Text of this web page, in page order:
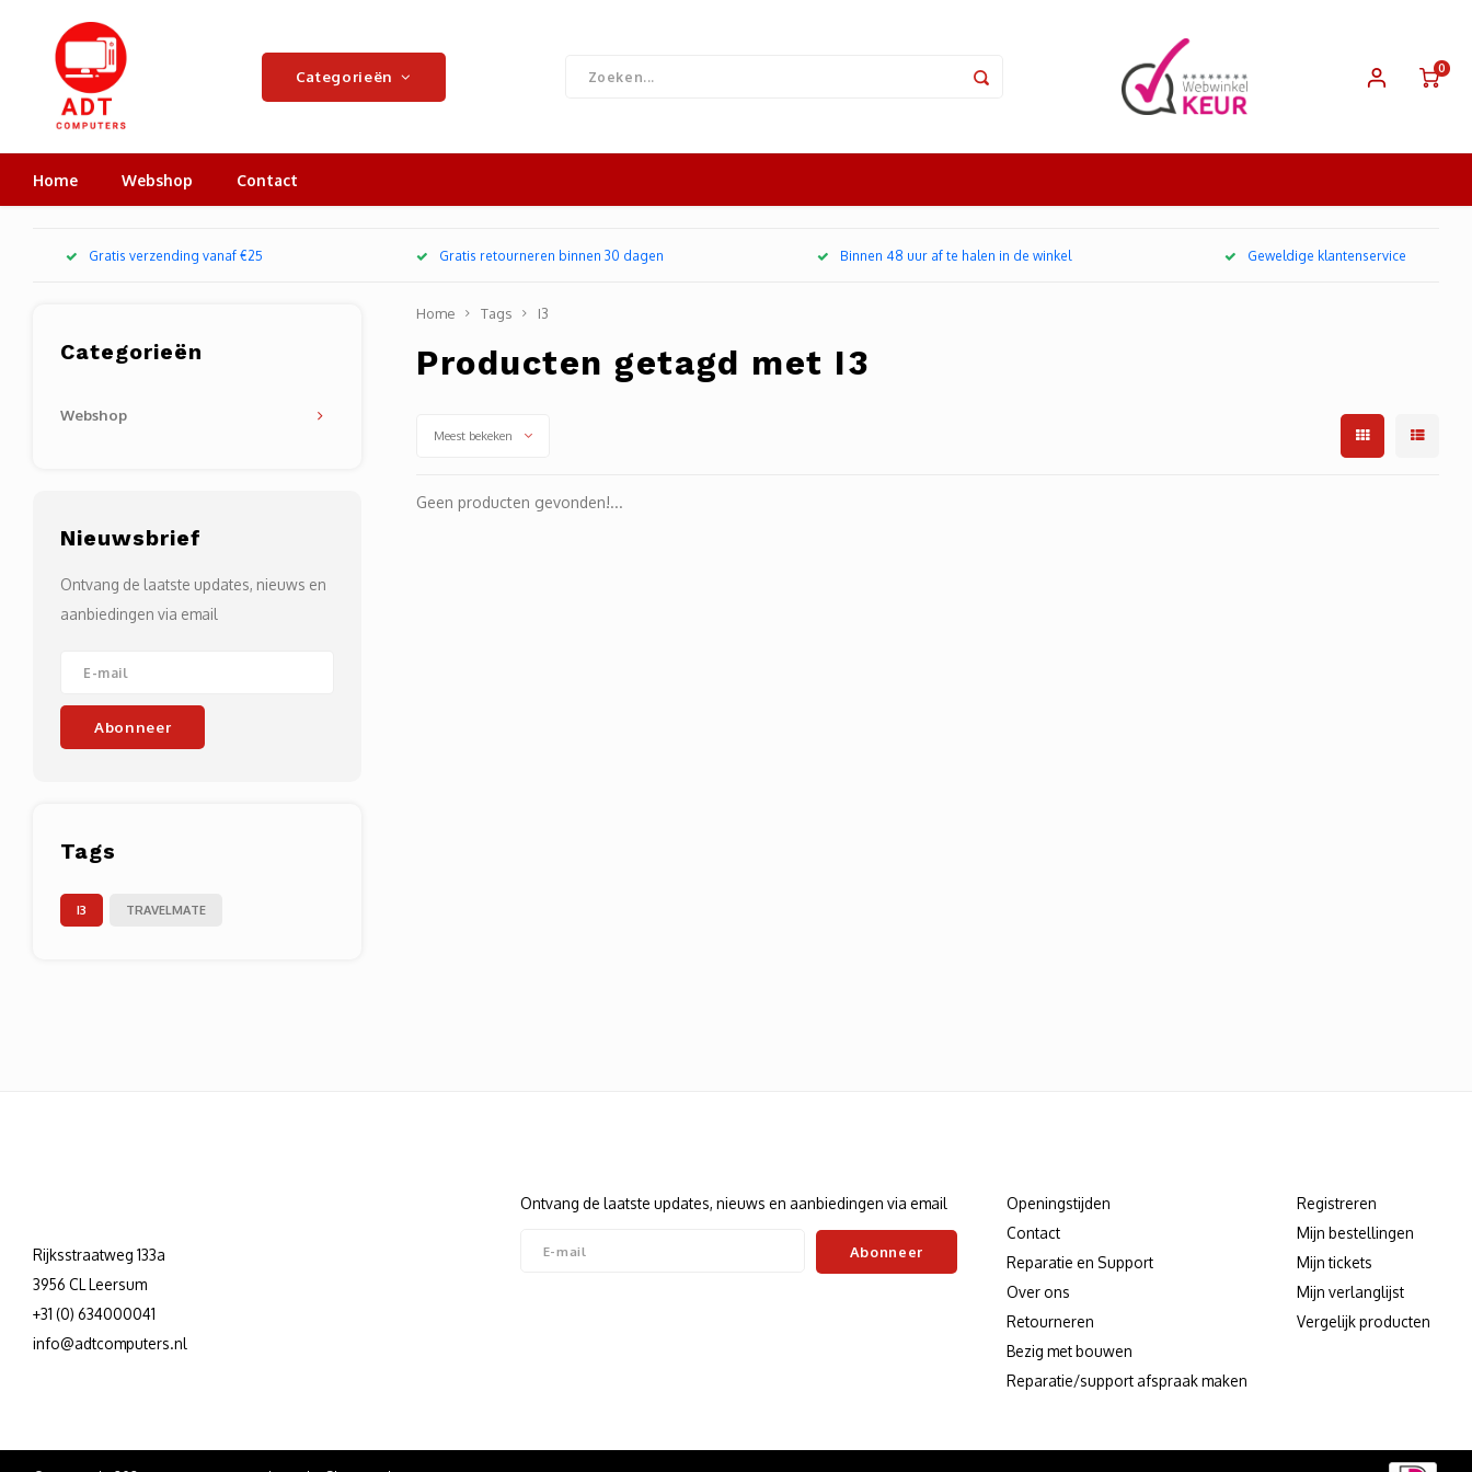
Categorieën 0
Home Webshop Contact
Gratis verzending vanaf €25 Gratis retourneren binnen 30 dagen Binnen 48 uur af te halen in de winkel Geweldige klantenservice
Categorieën
Webshop
Nieuwsbrief
Ontvang de laatste updates, nieuws en
aanbiedingen via email
Abonneer
Tags
I3 TRAVELMATE
Home Tags I3
Producten getagd met I3
Meest bekeken
Geen producten gevonden!...
Rijksstraatweg 133a
3956 CL Leersum
+31 (0) 634000041
info@adtcomputers.nl
Ontvang de laatste updates, nieuws en aanbiedingen via email
Abonneer
Openingstijden
Contact
Reparatie en Support
Over ons
Retourneren
Bezig met bouwen
Reparatie/support afspraak maken
Registreren
Mijn bestellingen
Mijn tickets
Mijn verlanglijst
Vergelijk producten